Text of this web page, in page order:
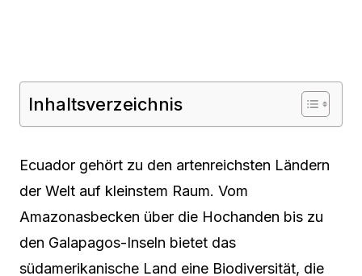
Inhaltsverzeichnis
Ecuador gehört zu den artenreichsten Ländern
der Welt auf kleinstem Raum. Vom
Amazonasbecken über die Hochanden bis zu
den Galapagos-Inseln bietet das
südamerikanische Land eine Biodiversität, die